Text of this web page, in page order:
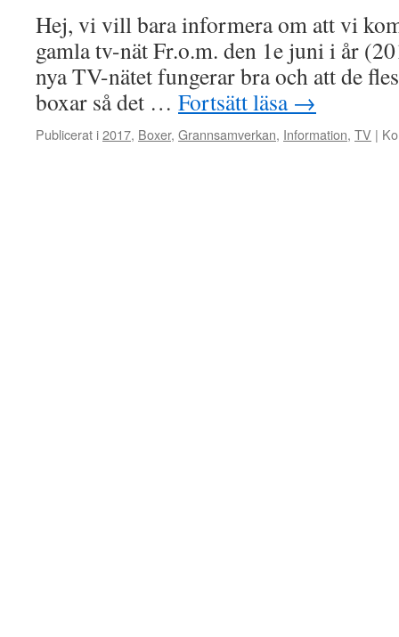
Hej, vi vill bara informera om att vi
gamla tv-nät Fr.o.m. den 1e juni i år
nya TV-nätet fungerar bra och att de
boxar så det … Fortsätt läsa →
Publicerat i2017, Boxer, Grannsamverkan, Information, TV |